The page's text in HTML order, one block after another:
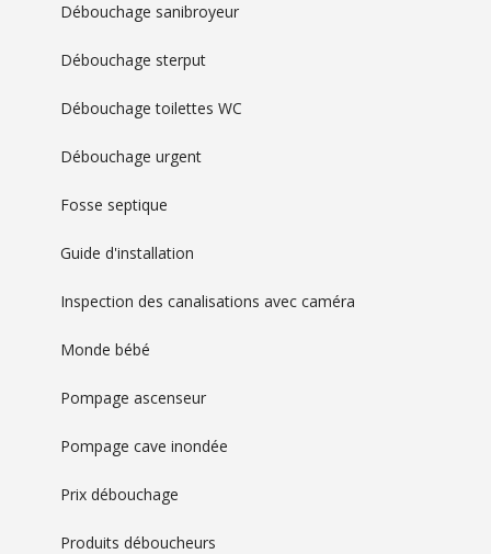
Débouchage sanibroyeur
Débouchage sterput
Débouchage toilettes WC
Débouchage urgent
Fosse septique
Guide d'installation
Inspection des canalisations avec caméra
Monde bébé
Pompage ascenseur
Pompage cave inondée
Prix débouchage
Produits déboucheurs